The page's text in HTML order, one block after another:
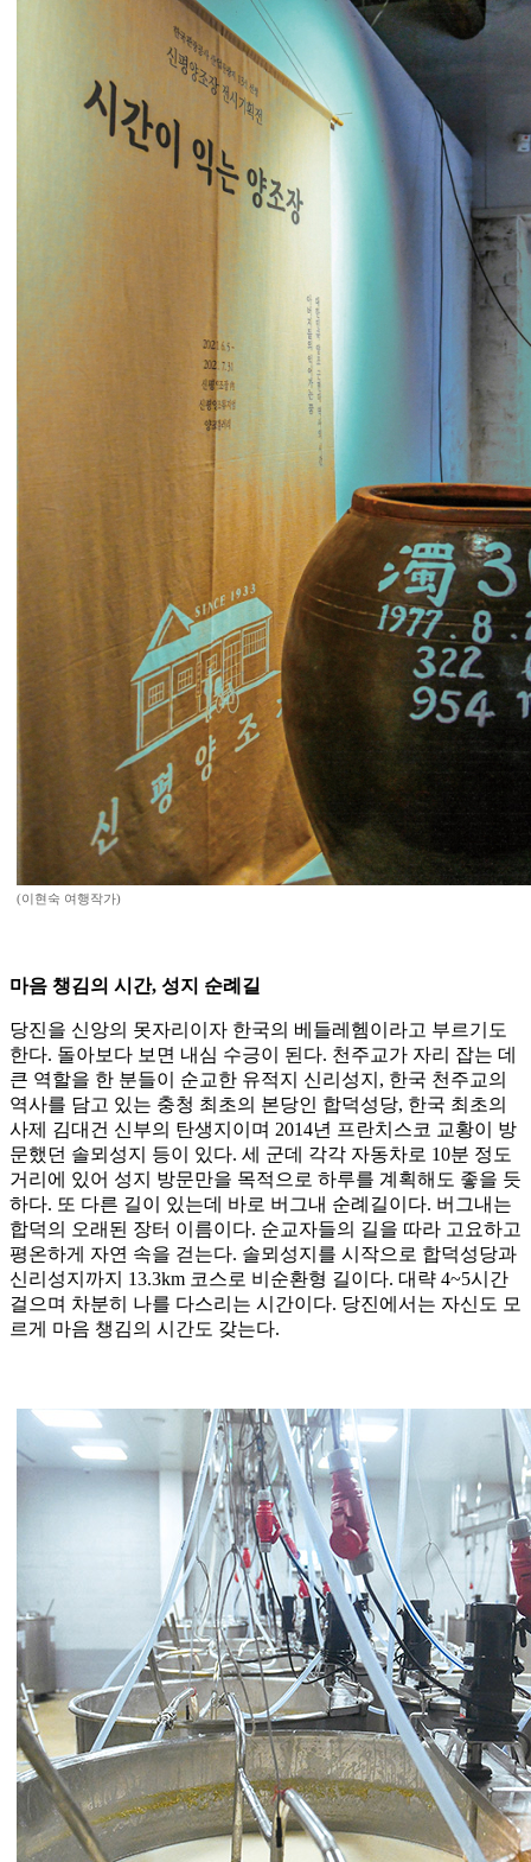
(이현숙 여행작가)
마음 챙김의 시간, 성지 순례길
당진을 신앙의 못자리이자 한국의 베들레헴이라고 부르기도
한다. 돌아보다 보면 내심 수긍이 된다. 천주교가 자리 잡는 데
큰 역할을 한 분들이 순교한 유적지 신리성지, 한국 천주교의
역사를 담고 있는 충청 최초의 본당인 합덕성당, 한국 최초의
사제 김대건 신부의 탄생지이며 2014년 프란치스코 교황이 방
문했던 솔뫼성지 등이 있다. 세 군데 각각 자동차로 10분 정도
거리에 있어 성지 방문만을 목적으로 하루를 계획해도 좋을 듯
하다. 또 다른 길이 있는데 바로 버그내 순례길이다. 버그내는
합덕의 오래된 장터 이름이다. 순교자들의 길을 따라 고요하고
평온하게 자연 속을 걷는다. 솔뫼성지를 시작으로 합덕성당과
신리성지까지 13.3km 코스로 비순환형 길이다. 대략 4~5시간
걸으며 차분히 나를 다스리는 시간이다. 당진에서는 자신도 모
르게 마음 챙김의 시간도 갖는다.